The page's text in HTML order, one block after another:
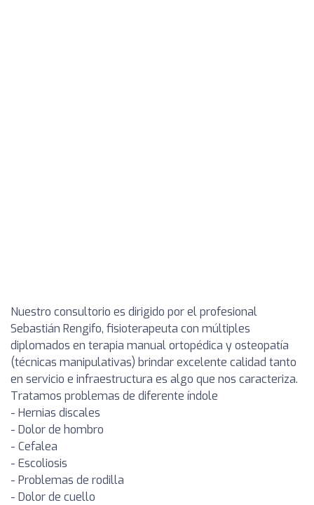
Nuestro consultorio es dirigido por el profesional
Sebastián Rengifo, fisioterapeuta con múltiples
diplomados en terapia manual ortopédica y osteopatía
(técnicas manipulativas) brindar excelente calidad tanto
en servicio e infraestructura es algo que nos caracteriza.
Tratamos problemas de diferente índole
- Hernias discales
- Dolor de hombro
- Cefalea
- Escoliosis
- Problemas de rodilla
- Dolor de cuello